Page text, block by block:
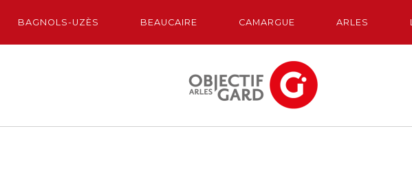
BAGNOLS-UZÈS BEAUCAIRE CAMARGUE ARLES